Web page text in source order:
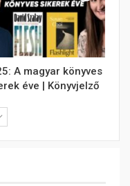
A magyar könyves
éve | Könyvjelző